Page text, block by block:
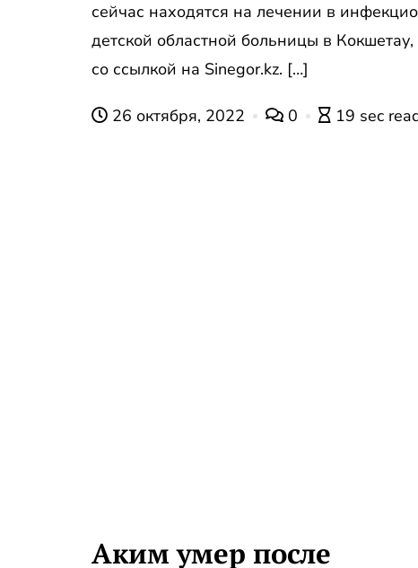
сейчас находятся на лечении в
детской областной больницы в
со ссылкой на Sinegor.kz. […]
26 октября, 2022 0 19 sec
Аким умер после